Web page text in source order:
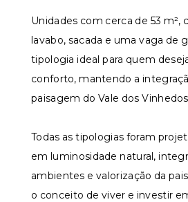
Unidades com cerca de 53 m²,
lavabo, sacada e uma vaga de
tipologia ideal para quem
conforto, mantendo a
paisagem do Vale dos
Todas as tipologias foram
em luminosidade natural,
ambientes e valorização da
o conceito de viver e investir